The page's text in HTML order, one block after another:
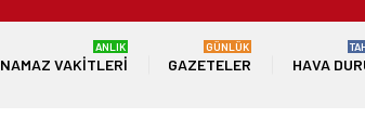
NAMAZ VAKITLERI
ANLIK
GAZETELER
GÜNLÜK
HAVA